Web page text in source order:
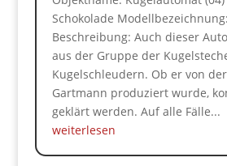
Schokolade
Beschreibung: Auch dieser
aus der Gruppe der
Kugelschleudern. Ob er von
Gartmann produziert wurde,
geklärt werden. Auf alle Fälle...
weiterlesen